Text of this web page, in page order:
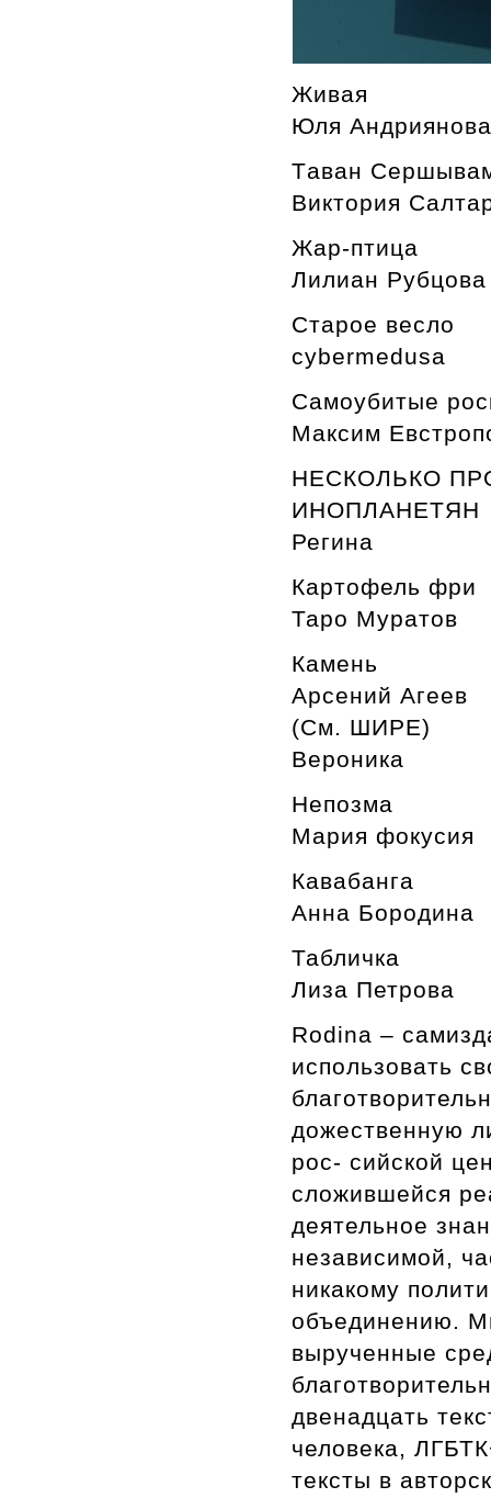
Живая
Юля Андриянова
Tаван
Виктория
Жар-птица
Лилиан Рубцова
Старое весло
cybermedusa
Cамоубитые
Максим
НЕСКОЛЬКО
ИНОПЛАНЕТЯН
Регина
Картофель фри
Таро Муратов
Камень
Арсений Агеев
(См. ШИРЕ)
Вероника
Непозма
Мария фокусия
Кавабанга
Анна Бородина
Табличка
Лиза Петрова
Rodina –
использовать
дожественную
рос- сийской
сложившейся
деятельное
независимой,
никакому
объединению.
вырученные
двенадцать
человека,
тексты в